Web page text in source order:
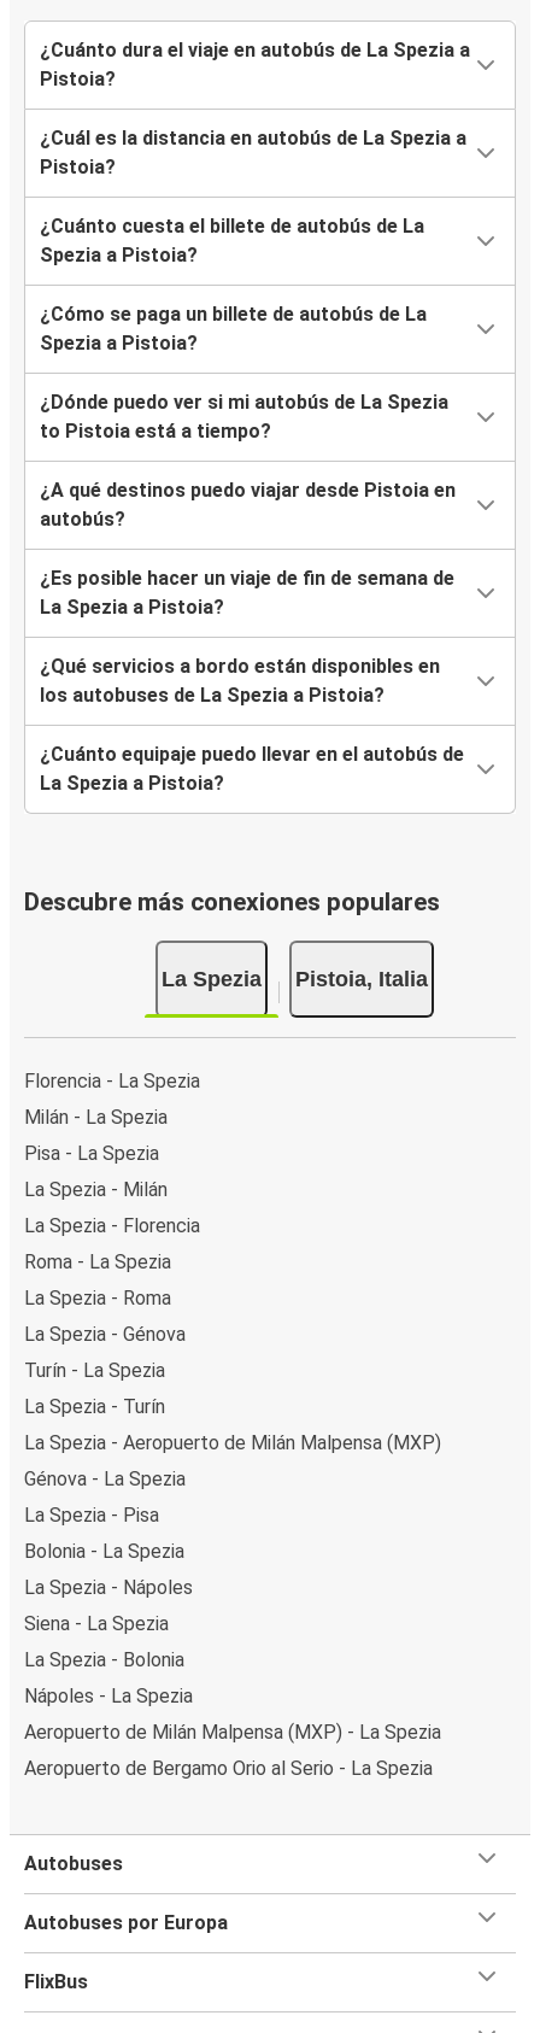
¿Cuánto dura el viaje en autobús de La Spezia a
Pistoia?
¿Cuál es la distancia en autobús de La Spezia a
Pistoia?
¿Cuánto cuesta el billete de autobús de La
Spezia a Pistoia?
¿Cómo se paga un billete de autobús de La
Spezia a Pistoia?
¿Dónde puedo ver si mi autobús de La Spezia
to Pistoia está a tiempo?
¿A qué destinos puedo viajar desde Pistoia en
autobús?
¿Es posible hacer un viaje de fin de semana de
La Spezia a Pistoia?
¿Qué servicios a bordo están disponibles en
los autobuses de La Spezia a Pistoia?
¿Cuánto equipaje puedo llevar en el autobús de
La Spezia a Pistoia?
Descubre más conexiones populares
La Spezia Pistoia, Italia
Florencia - La Spezia
Milán - La Spezia
Pisa - La Spezia
La Spezia - Milán
La Spezia - Florencia
Roma - La Spezia
La Spezia - Roma
La Spezia - Génova
Turín - La Spezia
La Spezia - Turín
La Spezia - Aeropuerto de Milán Malpensa (MXP)
Génova - La Spezia
La Spezia - Pisa
Bolonia - La Spezia
La Spezia - Nápoles
Siena - La Spezia
La Spezia - Bolonia
Nápoles - La Spezia
Aeropuerto de Milán Malpensa (MXP) - La Spezia
Aeropuerto de Bergamo Orio al Serio - La Spezia
Autobuses
Autobuses por Europa
FlixBus